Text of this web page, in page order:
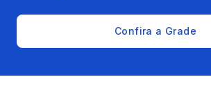
Confira a Grade